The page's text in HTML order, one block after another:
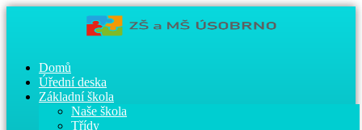
Domů
Úřední deska
Základní škola
Naše škola
Třídy